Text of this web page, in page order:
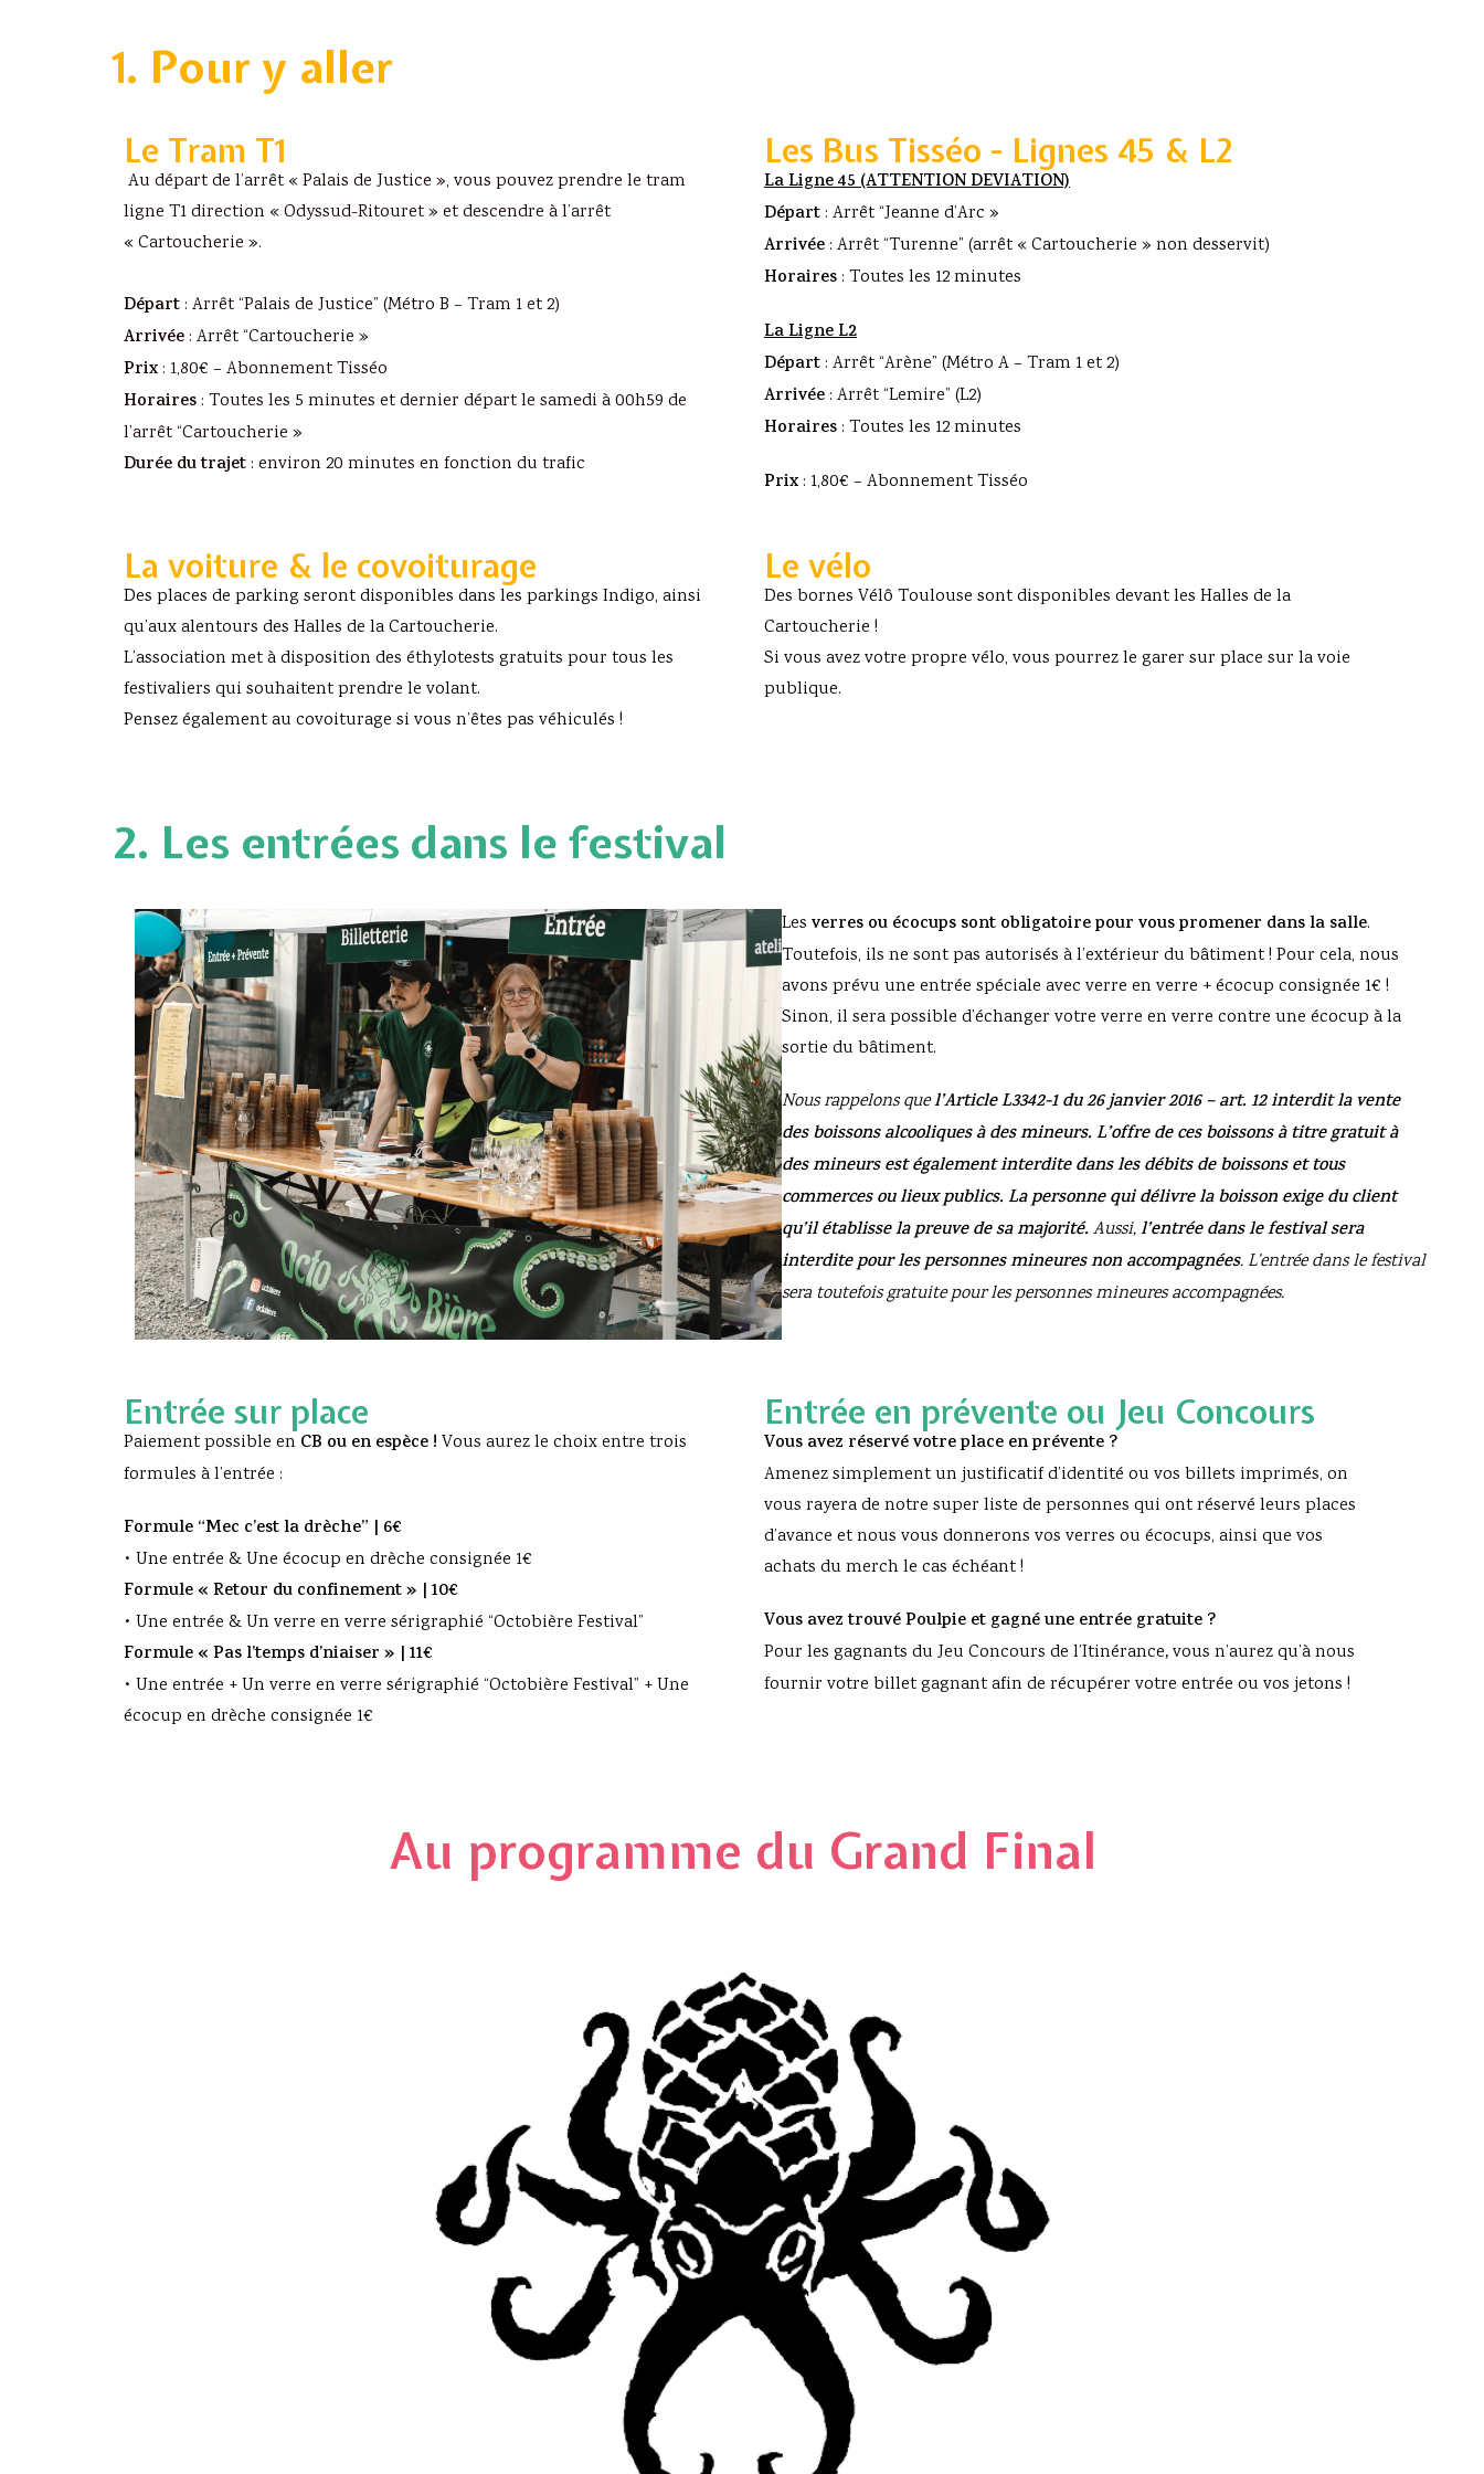
1. Pour y aller
Le Tram T1
Au départ de l’arrêt « Palais de Justice », vous pouvez prendre le tram
ligne T1 direction « Odyssud-Ritouret » et descendre à l’arrêt
« Cartoucherie ».
Départ : Arrêt “Palais de Justice” (Métro B – Tram 1 et 2)
Arrivée : Arrêt “Cartoucherie »
Prix : 1,80€ – Abonnement Tisséo
Horaires : Toutes les 5 minutes et dernier départ le samedi à 00h59 de
l’arrêt “Cartoucherie »
Durée du trajet : environ 20 minutes en fonction du trafic
Les Bus Tisséo - Lignes 45 & L2
La Ligne 45 (ATTENTION DEVIATION)
Départ : Arrêt “Jeanne d’Arc »
Arrivée : Arrêt “Turenne” (arrêt « Cartoucherie » non desservit)
Horaires : Toutes les 12 minutes
La Ligne L2
Départ : Arrêt “Arène” (Métro A – Tram 1 et 2)
Arrivée : Arrêt “Lemire” (L2)
Horaires : Toutes les 12 minutes
Prix : 1,80€ – Abonnement Tisséo
La voiture & le covoiturage
Des places de parking seront disponibles dans les parkings Indigo, ainsi
qu’aux alentours des Halles de la Cartoucherie.
L’association met à disposition des éthylotests gratuits pour tous les
festivaliers qui souhaitent prendre le volant.
Pensez également au covoiturage si vous n’êtes pas véhiculés !
Le vélo
Des bornes Vélô Toulouse sont disponibles devant les Halles de la
Cartoucherie !
Si vous avez votre propre vélo, vous pourrez le garer sur place sur la voie
publique.
2. Les entrées dans le festival
Les verres ou écocups sont obligatoire pour vous promener dans la salle.
Toutefois, ils ne sont pas autorisés à l’extérieur du bâtiment ! Pour cela, nous
avons prévu une entrée spéciale avec verre en verre + écocup consignée 1€ !
Sinon, il sera possible d’échanger votre verre en verre contre une écocup à la
sortie du bâtiment.
Nous rappelons quel’Article L3342-1 du 26 janvier 2016 – art. 12 interdit la vente
des boissons alcooliques à des mineurs. L’offre de ces boissons à titre gratuit à
des mineurs est également interdite dans les débits de boissons et tous
commerces ou lieux publics. La personne qui délivre la boisson exige du client
qu’il établisse la preuve de sa majorité.Aussi,l’entrée dans le festival sera
interdite pour les personnes mineures non accompagnées. L’entrée dans le festival
sera toutefois gratuite pour les personnes mineures accompagnées.
Entrée sur place
Paiement possible en CB ou en espèce ! Vous aurez le choix entre trois
formules à l’entrée :
Formule “Mec c’est la drèche” | 6€
• Une entrée &Une écocup en drèche consignée 1€
Formule « Retour du confinement » | 10€
• Une entrée &Un verre en verre sérigraphié “Octobière Festival”
Formule « Pas l’temps d’niaiser » | 11€
• Une entrée + Un verre en verre sérigraphié “Octobière Festival” + Une
écocup en drèche consignée 1€
Entrée en prévente ou Jeu Concours
Vous avez réservé votre place en prévente ?
Amenez simplement un justificatif d’identité ou vos billets imprimés, on
vous rayera de notre super liste de personnes qui ont réservé leurs places
d’avance et nous vous donnerons vos verres ou écocups, ainsi que vos
achats du merch le cas échéant !
Vous avez trouvé Poulpie et gagné une entrée gratuite ?
Pour les gagnants du Jeu Concours de l’Itinérance,vous n’aurez qu’à nous
fournir votre billet gagnant afin de récupérer votre entrée ou vos jetons !
Au programme du Grand Final